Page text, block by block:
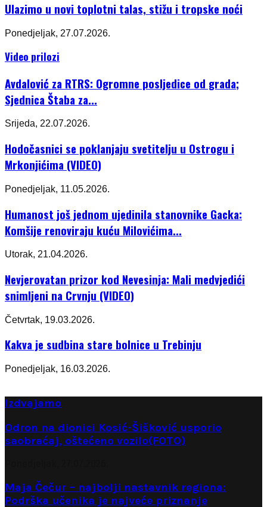
Ulazimo u novi toplotni talas, stižu i tropske noći
Ponedjeljak, 27.07.2026.
Video prilozi
Avdalović za RTRS: Ogromne posljedice od grada;
Sjednica Štaba za...
Srijeda, 22.07.2026.
Hodočasnici se poklanjaju svetitelju u Ostrogu i
Mrkonjićima (VIDEO)
Ponedjeljak, 11.05.2026.
Humanost još jednom ujedinila stanovnike Gacka:
Komšije renoviraju kuću Milovićima...
Utorak, 21.04.2026.
Nevjerovatan prizor kod Nevesinja: Mali medvjedići
snimljeni na Crvnju (VIDEO)
Četvrtak, 19.03.2026.
Kakva je sudbina stare bolnice u Trebinju
Ponedjeljak, 16.03.2026.
Izdvajamo
Odron na dionici Kosić-Šišković usporio
saobraćaj, oštećeno vozilo(FOTO)
Maja Čečur – najbolji nastavnik regiona:
Podrška učenika je najveće priznanje